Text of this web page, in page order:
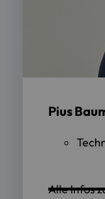
Pius
Alle Infos